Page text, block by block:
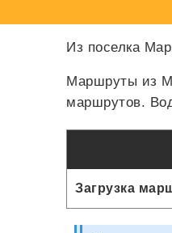
Из поселка
Маршруты из
маршрутов.
Загрузка